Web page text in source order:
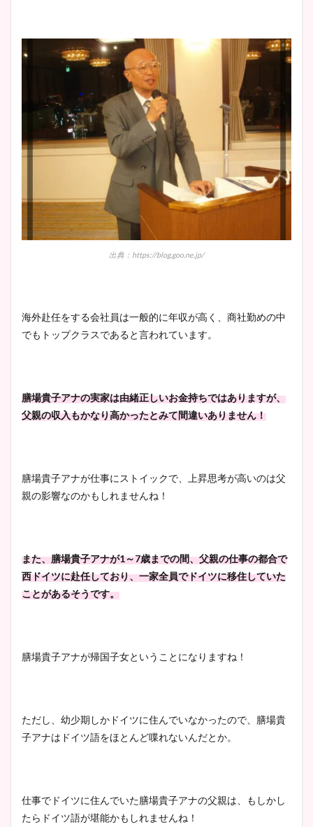
豊島実季アナのカップ画像ま
とめ！美脚や水着姿に年齢も
調査！
宇賀神メグアナのニット画像
まとめ！足も美脚でカップも
凄い！
出典： https://blog.goo.ne.jp/
海外赴任をする会社員は一般的に年収が高く、商社勤めの中
でもトップクラスであると言われています。
膳場貴子アナの実家は由緒正しいお金持ちではありますが、
父親の収入もかなり高かったとみて間違いありません！
膳場貴子アナが仕事にストイックで、上昇思考が高いのは父
親の影響なのかもしれませんね！
また、膳場貴子アナが1～7歳までの間、父親の仕事の都合で
西ドイツに赴任しており、一家全員でドイツに移住していた
ことがあるそうです。
膳場貴子アナが帰国子女ということになりますね！
ただし、幼少期しかドイツに住んでいなかったので、膳場貴
子アナはドイツ語をほとんど喋れないんだとか。
仕事でドイツに住んでいた膳場貴子アナの父親は、もしかし
たらドイツ語が堪能かもしれませんね！